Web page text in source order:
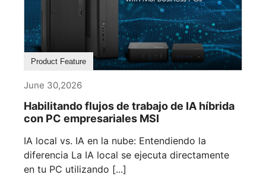
Product Feature
June 30,2026
Habilitando flujos de trabajo de IA híbrida
con PC empresariales MSI
IA local vs. IA en la nube: Entendiendo la
diferencia La IA local se ejecuta directamente
en tu PC utilizando [...]